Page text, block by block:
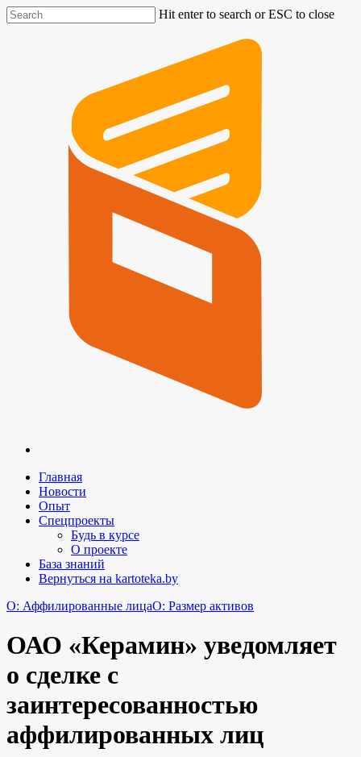
Hit enter to search or ESC to close
Главная
Новости
Опыт
Спецпроекты
Будь в курсе
О проекте
База знаний
Вернуться на kartoteka.by
O: Аффилированные лицаO: Размер активов
ОАО «Керамин» уведомляет
о сделке с
заинтересованностью
аффилированных лиц